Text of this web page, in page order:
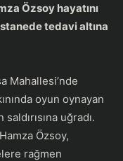
Özsoy hayatını
tedavi altına
Mahallesi’nde
oyun oynayan
uğradı.
Özsoy,
rağmen